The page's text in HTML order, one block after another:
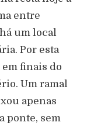
entre
um local
Por esta
em finais do
Um ramal
apenas
ponte, sem